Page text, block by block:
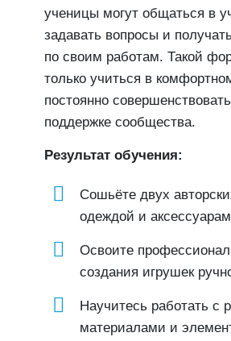
ученицы могут общаться в
задавать вопросы и
по своим работам. Такой
только учиться в
постоянно
поддержке сообщества.
Результат обучения:
Сошьёте двух
одеждой и
Освоите
создания игрушек
Научитесь работать с
материалами и